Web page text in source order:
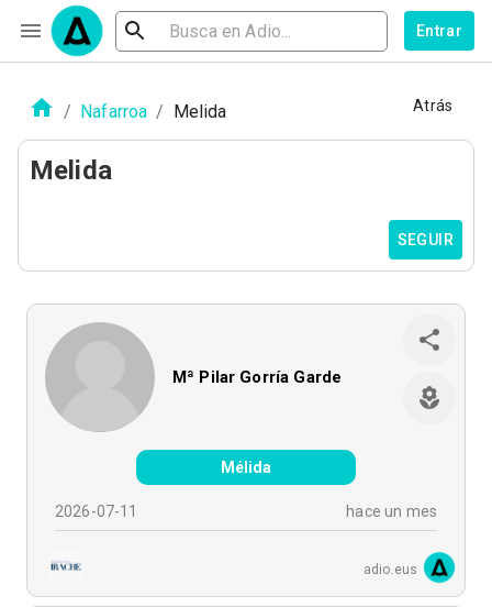
Entrar
/ Nafarroa / Melida Atrás
Melida
SEGUIR
Mª Pilar Gorría Garde
Mélida
2026-07-11 hace un mes
adio.eus